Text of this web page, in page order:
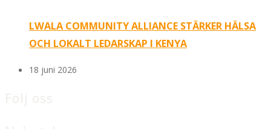
LWALA COMMUNITY ALLIANCE STÄRKER HÄLSA
OCH LOKALT LEDARSKAP I KENYA
18 juni 2026